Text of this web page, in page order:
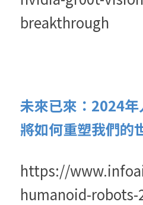
breakthrough
未來已來：2024
將如何重塑我們的
https://
humanoid-robots-